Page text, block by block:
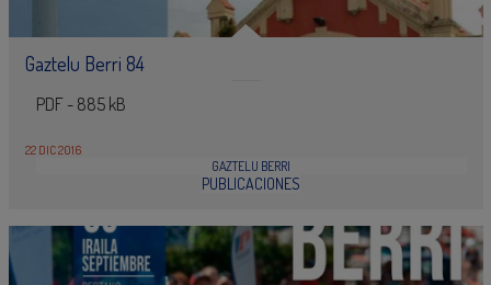
Gaztelu Berri 84
PDF - 885 kB
22 DIC 2016
GAZTELU BERRI
PUBLICACIONES